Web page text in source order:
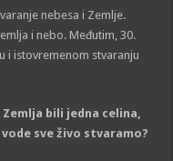
nebesa i Zemlje.
i nebo. Međutim, 30.
i istovremenom stvaranju
bili jedna celina,
sve živo stvaramo?